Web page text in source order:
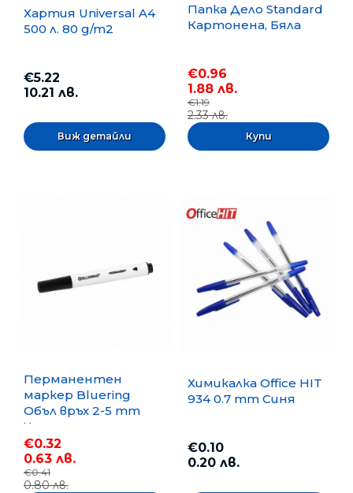
Хартия Universal A4
500 л. 80 g/m2
€5.22
10.21 лв.
Виж детайли
Папка Дело Standard
Картонена, Бяла
€0.96
1.88 лв.
€1.19
2.33 лв.
Перманентен
маркер Bluering
Объл връх 2-5 mm
Черен
€0.32
0.63 лв.
€0.41
0.80 лв.
Химикалка Office HIT
934 0.7 mm Синя
€0.10
0.20 лв.